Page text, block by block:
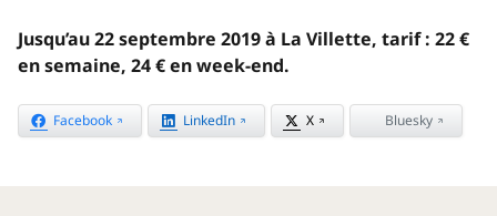
Jusqu’au 22 septembre 2019 à La Villette, tarif : 22 €
en semaine, 24 € en week-end.
Facebook LinkedIn X Bluesky